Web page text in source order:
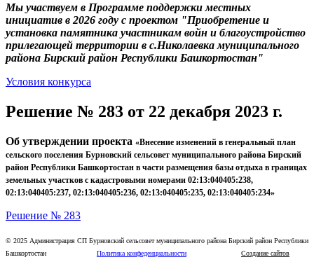
Мы участвуем в Программе поддержки местных
инициатив в 2026 году с проектом "Приобретение и
установка памятника участникам войн и благоустройство
прилегающей территории в с.Николаевка муниципального
района Бирский район Республики Башкортостан"
Условия конкурса
Решение № 283 от 22 декабря 2023 г.
Об утверждении проекта «Внесение изменений в генеральный план
сельского поселения Бурновский сельсовет муниципального района Бирский
район Республики Башкортостан в части размещения базы отдыха в границах
земельных участков с кадастровыми номерами 02:13:040405:238,
02:13:040405:237, 02:13:040405:236, 02:13:040405:235, 02:13:040405:234»
Решение № 283
© 2025 Администрация СП Бурновский сельсовет муниципального района Бирский район Республики
Башкортостан Политика конфеденциальности
Создание сайтов